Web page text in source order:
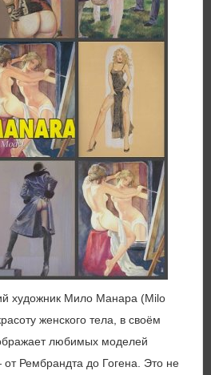
художник Мило Манара (Milo
женского тела, в своём
любимых моделей
Рембрандта до Гогена. Это не